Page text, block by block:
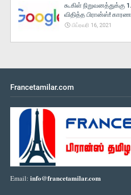
கூகிள் நிறுவனத்துக்கு
விதித்த பிரான்ஸ்!
பிப்ரவரி 16, 2021
Francetamilar.com
Email: info@francetamilar.com